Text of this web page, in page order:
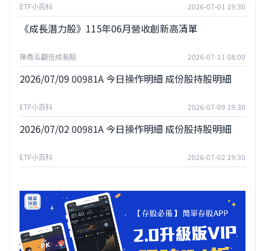
ETF小百科 2026-07-01 19:30
《成長潛力股》115年06月營收創新高清單
陳喬泓翻倍成長股 2026-07-11 08:00
2026/07/09 00981A 今日操作明細 成份股持股明細
ETF小百科 2026-07-09 19:30
2026/07/02 00981A 今日操作明細 成份股持股明細
ETF小百科 2026-07-02 19:30